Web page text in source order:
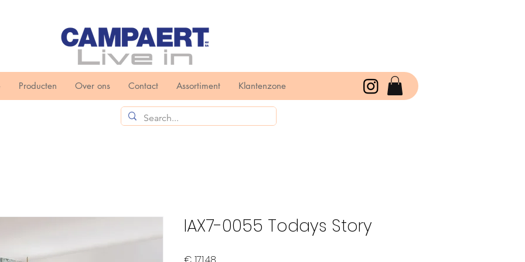
Producten Over ons Contact Assortiment Klantenzone
IAX7-0055 Todays Story